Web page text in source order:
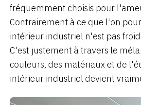
fréquemment choisis pour
Contrairement à ce que l'on
intérieur industriel n'est pas
C'est justement à travers le
couleurs, des matériaux et de
intérieur industriel devient